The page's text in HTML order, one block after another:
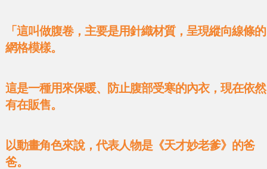
「這叫做腹卷，主要是用針織材質，呈現縱向線條的
網格模樣。
這是一種用來保暖、防止腹部受寒的內衣，現在依然
有在販售。
以動畫角色來說，代表人物是《天才妙老爹》的爸
爸。